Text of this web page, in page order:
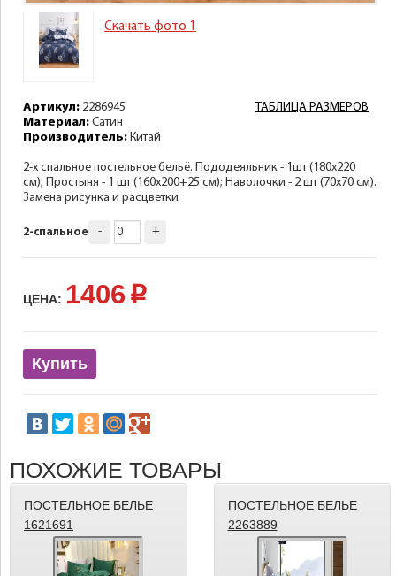
Скачать фото 1
ТАБЛИЦА РАЗМЕРОВ
Артикул: 2286945
Материал: Сатин
Производитель: Китай
2-х спальное постельное бельё. Пододеяльник - 1шт (180х220
см); Простыня - 1 шт (160х200+25 см); Наволочки - 2 шт (70х70 см).
Замена рисунка и расцветки
2-спальное - +
ЦЕНА: 1406 p
Купить
ПОХОЖИЕ ТОВАРЫ
ПОСТЕЛЬНОЕ БЕЛЬЕ
1621691
ПОСТЕЛЬНОЕ БЕЛЬЕ
2263889